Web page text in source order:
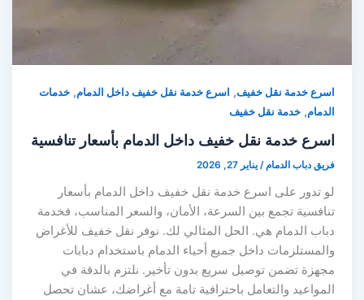
اسرع خدمة نقل خفيف,اسرع خدمة نقل خفيف داخل الدمام,خدمات
الدمام,خدمة نقل خفيف
اسرع خدمة نقل خفيف داخل الدمام بأسعار تنافسية
فريق دباب الدمام/يناير 27, 2026
لو تدور على اسرع خدمة نقل خفيف داخل الدمام بأسعار
تنافسية تجمع بين السرعة، الأمان، والسعر المناسب، فخدمة
دباب الدمام هي. الحل المثالي لك. نوفر نقل خفيف للأغراض
والمستلزمات داخل جميع أحياء الدمام باستخدام دبابات
مجهزة تضمن توصيل سريع بدون تأخير. نلتزم بالدقة في
المواعيد والتعامل باحترافية تامة مع أغراضك، عشان تحصل